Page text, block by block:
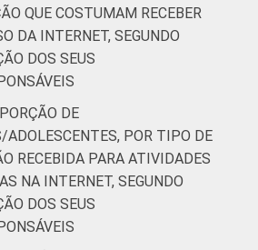
QUE COSTUMAM RECEBER
DA INTERNET, SEGUNDO
DOS SEUS
DE
ADOLESCENTES, POR TIPO DE
RECEBIDA PARA ATIVIDADES
NA INTERNET, SEGUNDO
DOS SEUS